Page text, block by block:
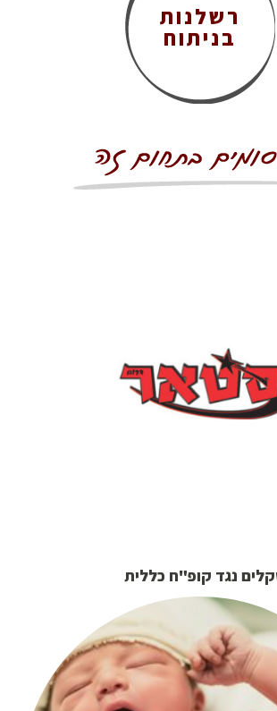
רשלנות
בניתוח
נגד קופ"ח כללית